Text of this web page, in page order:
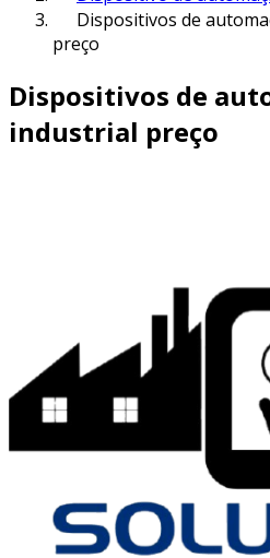
Dispositivos de
preço
Dispositivos de
industrial preço